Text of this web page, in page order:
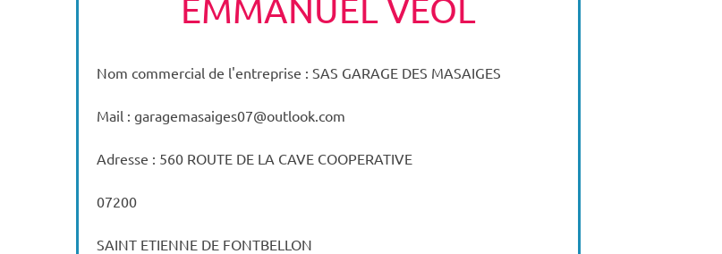
EMMANUEL VEOL
Nom commercial de l'entreprise : SAS GARAGE DES MASAIGES
Mail : garagemasaiges07@outlook.com
Adresse : 560 ROUTE DE LA CAVE COOPERATIVE
07200
SAINT ETIENNE DE FONTBELLON